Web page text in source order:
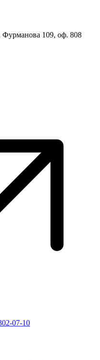
Фурманова 109, оф. 808
07-10